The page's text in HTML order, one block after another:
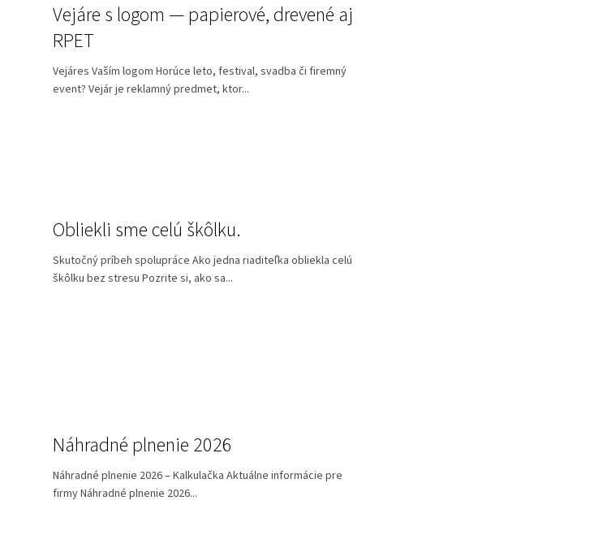
Vejáre s logom — papierové, drevené aj
RPET
Vejáres Vaším logom Horúce leto, festival, svadba či firemný
event? Vejár je reklamný predmet, ktor...
Obliekli sme celú škôlku.
Skutočný príbeh spolupráce Ako jedna riaditeľka obliekla celú
škôlku bez stresu Pozrite si, ako sa...
Náhradné plnenie 2026
Náhradné plnenie 2026 – Kalkulačka Aktuálne informácie pre
firmy Náhradné plnenie 2026...